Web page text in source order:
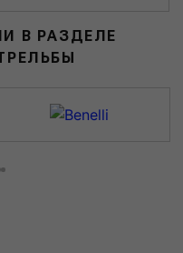
В РАЗДЕЛЕ